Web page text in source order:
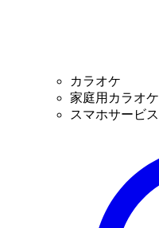
カラオケ
家庭用カラオケ
スマホサービス